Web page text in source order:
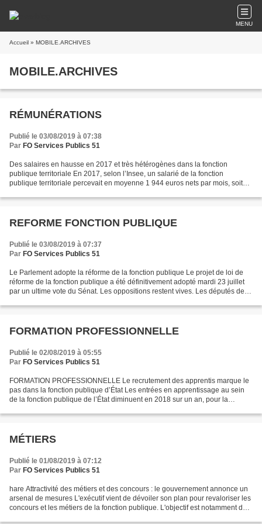
MENU
Accueil » MOBILE.ARCHIVES
MOBILE.ARCHIVES
RÉMUNÉRATIONS
Publié le 03/08/2019 à 07:38
Par FO Services Publics 51
Des salaires en hausse en 2017 et très hétérogènes dans la fonction
publique territoriale En 2017, selon l’Insee, un salarié de la fonction
publique territoriale percevait en moyenne 1 944 euros nets par mois, soit
REFORME FONCTION PUBLIQUE
Publié le 03/08/2019 à 07:37
Par FO Services Publics 51
Le Parlement adopte la réforme de la fonction publique Le projet de loi de
réforme de la fonction publique a été définitivement adopté mardi 23 juillet
par un ultime vote du Sénat. Les oppositions restent vives. Les députés des
FORMATION PROFESSIONNELLE
Publié le 02/08/2019 à 05:55
Par FO Services Publics 51
FORMATION PROFESSIONNELLE Le recrutement des apprentis marque le
pas dans la fonction publique d’État Les entrées en apprentissage au sein
de la fonction publique de l’État diminuent en 2018 sur un an, pour la
MÉTIERS
Publié le 01/08/2019 à 07:12
Par FO Services Publics 51
hare Attractivité des métiers et des concours : le gouvernement annonce un
arsenal de mesures L'exécutif vient de dévoiler son plan pour revaloriser les
concours et les métiers de la fonction publique. L'objectif est notamment de